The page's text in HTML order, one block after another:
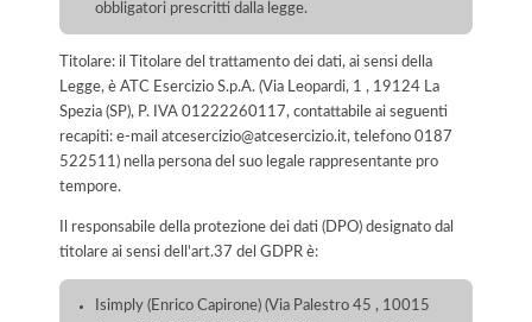
obbligatori prescritti dalla legge.
Titolare: il Titolare del trattamento dei dati, ai sensi della
Legge, è ATC Esercizio S.p.A. (Via Leopardi, 1 , 19124 La
Spezia (SP), P. IVA 01222260117, contattabile ai seguenti
recapiti: e-mail atcesercizio@atcesercizio.it, telefono 0187
522511) nella persona del suo legale rappresentante pro
tempore.
Il responsabile della protezione dei dati (DPO) designato dal
titolare ai sensi dell'art.37 del GDPR è:
Isimply (Enrico Capirone) (Via Palestro 45 , 10015